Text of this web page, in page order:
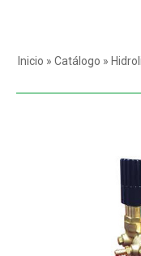
Inicio » Catálogo »